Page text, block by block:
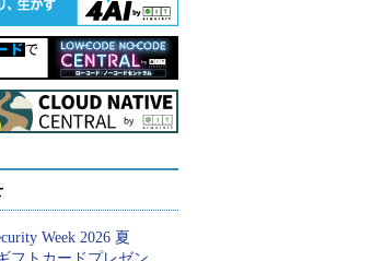
Week 2026 夏